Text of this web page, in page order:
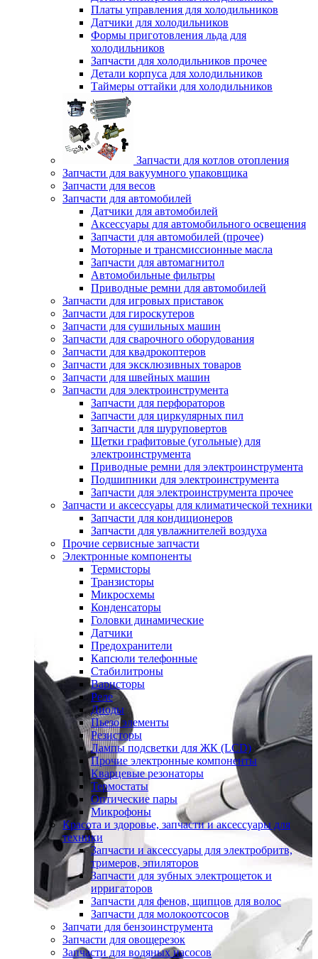
Платы управления для холодильников
Датчики для холодильников
Формы приготовления льда для
холодильников
Запчасти для холодильников прочее
Детали корпуса для холодильников
Таймеры оттайки для холодильников
Запчасти для котлов отопления
Запчасти для вакуумного упаковщика
Запчасти для весов
Запчасти для автомобилей
Датчики для автомобилей
Аксессуары для автомобильного освещения
Запчасти для автомобилей (прочее)
Моторные и трансмиссионные масла
Запчасти для автомагнитол
Автомобильные фильтры
Приводные ремни для автомобилей
Запчасти для игровых приставок
Запчасти для гироскутеров
Запчасти для сушильных машин
Запчасти для сварочного оборудования
Запчасти для квадрокоптеров
Запчасти для эксклюзивных товаров
Запчасти для швейных машин
Запчасти для электроинструмента
Запчасти для перфораторов
Запчасти для циркулярных пил
Запчасти для шуруповертов
Щетки графитовые (угольные) для
электроинструмента
Приводные ремни для электроинструмента
Подшипники для электроинструмента
Запчасти для электроинструмента прочее
Запчасти и аксессуары для климатической техники
Запчасти для кондиционеров
Запчасти для увлажнителей воздуха
Прочие сервисные запчасти
Электронные компоненты
Термисторы
Транзисторы
Микросхемы
Конденсаторы
Головки динамические
Датчики
Предохранители
Капсюли телефонные
Стабилитроны
Варисторы
Реле
Диоды
Пьезо элементы
Резисторы
Лампы подсветки для ЖК (LCD)
Прочие электронные компоненты
Кварцевые резонаторы
Термостаты
Оптические пары
Микрофоны
Красота и здоровье, запчасти и аксессуары для
техники
Запчасти и аксессуары для электробритв,
тримеров, эпиляторов
Запчасти для зубных электрощеток и
ирригаторов
Запчасти для фенов, щипцов для волос
Запчасти для молокоотсосов
Запчати для бензоинструмента
Запчасти для овощерезок
Запчасти для водяных насосов